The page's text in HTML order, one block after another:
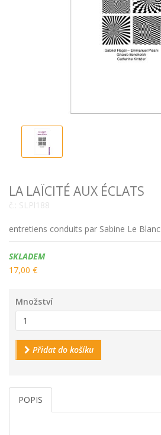
LA LAÏCITÉ AUX ÉCLATS
č.: SLPl188
entretiens conduits par Sabine Le Blanc
Dostupnost:
SKLADEM
17,00 €
Množství
Přidat do košíku
POPIS